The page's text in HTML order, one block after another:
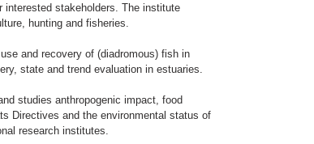
interested stakeholders. The institute
hunting and fisheries.
and recovery of (diadromous) fish in
state and trend evaluation in estuaries.
studies anthropogenic impact, food
Directives and the environmental status of
research institutes.